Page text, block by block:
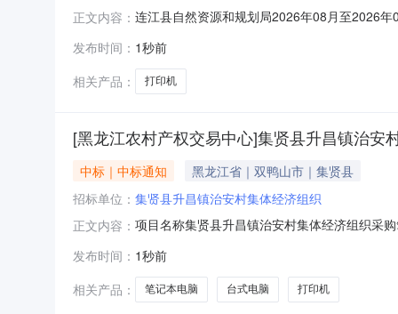
正文内容： 连江县自然资源和规划局2026年08月至2026
目：采购需求概况：采购内容:2898.00采购数
发布时间： 1秒前
相关产品：
打印机
[黑龙江农村产权交易中心]集贤县升昌镇治安
中标｜中标通知
黑龙江省｜双鸭山市｜集贤县
招标单位： 集贤县升昌镇治安村集体经济组织
正文内容： 项目名称集贤县升昌镇治安村集体经济组织采
成交公示/3193646/7
发布时间： 1秒前
相关产品：
笔记本电脑 台式电脑 打印机